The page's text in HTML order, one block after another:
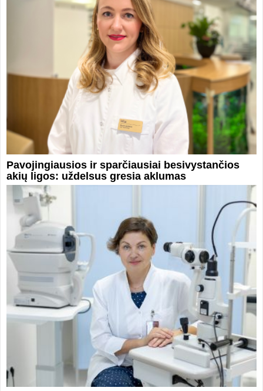
Pavojingiausios ir sparčiausiai besivystančios
akių ligos: uždelsus gresia aklumas